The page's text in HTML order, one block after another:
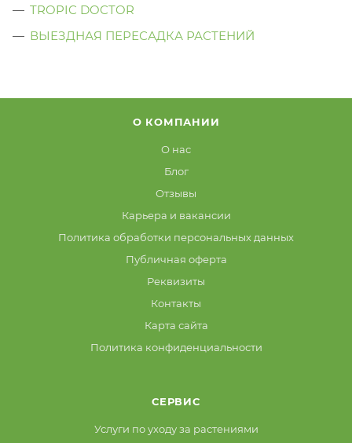
TROPIC DOCTOR
ВЫЕЗДНАЯ ПЕРЕСАДКА РАСТЕНИЙ
О КОМПАНИИ
О нас
Блог
Отзывы
Карьера и вакансии
Политика обработки персональных данных
Публичная оферта
Реквизиты
Контакты
Карта сайта
Политика конфиденциальности
СЕРВИС
Услуги по уходу за растениями